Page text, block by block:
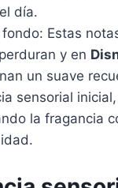
día.
Estas
y en
un suave
sensorial inicial,
la fragancia